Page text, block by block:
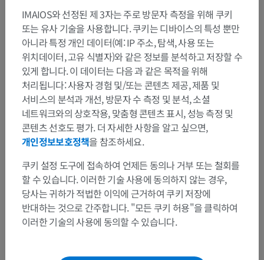
It is not recommended for studies after Gadolinium
chelate injection as Gadolinium reduces the relaxation
time T1 of the tissues: the risk being that the signal from
Gadolinium-enhanced lesions is also suppressed.
이전
챕터 요약
Improving MRI contrast: Imaging water and fat(5)
Imaging water and fat
IMAIOS와 선정된 제 3자는 주로 방문자 측정을 위해 쿠키
또는 유사 기술을 사용합니다. 쿠키는 디바이스의 특성 뿐만
아니라 특정 개인 데이터(예: IP 주소, 탐색, 사용 또는
위치데이터, 고유 식별자)와 같은 정보를 분석하고 저장할 수
있게 합니다. 이 데이터는 다음 과 같은 목적을 위해
처리됩니다: 사용자 경험 및/또는 콘텐츠 제공, 제품 및
서비스의 분석과 개선, 방문자 수 측정 및 분석, 소셜
네트워크와의 상호작용, 맞춤형 콘텐츠 표시, 성능 측정 및
콘텐츠 선호도 평가. 더 자세한 사항을 알고 싶으면,
개인정보보호정책을 참조하세요.
쿠키 설정 도구에 접속하여 언제든 동의나 거부 또는 철회를
할 수 있습니다. 이러한 기술 사용에 동의하지 않는 경우,
당사는 귀하가 적법한 이익에 근거하여 쿠키 저장에
반대하는 것으로 간주합니다. "모든 쿠키 허용"을 클릭하여
이러한 기술의 사용에 동의할 수 있습니다.